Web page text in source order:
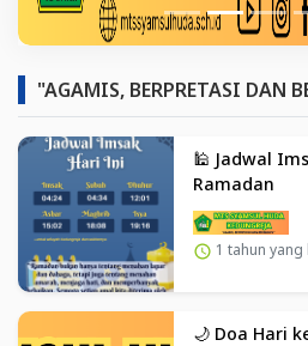
"AGAMIS, BERPRETASI DAN
🕌 Jadwal
Ramadan
1 tahun yang
🌙 Doa Hari